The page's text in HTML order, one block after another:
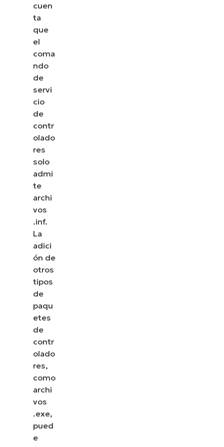
cuen
ta
que
el
coma
ndo
de
servi
cio
de
contr
olado
res
solo
admi
te
archi
vos
.inf.
La
adici
ón de
otros
tipos
de
paqu
etes
de
contr
olado
res,
como
archi
vos
.exe,
pued
e